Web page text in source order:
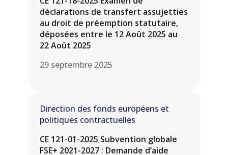
déclarations de transfert assujetties
au droit de préemption statutaire,
déposées entre le 12 Août 2025 au
22 Août 2025
29 septembre 2025
Direction des fonds européens et
politiques contractuelles
CE 121-01-2025 Subvention globale
FSE+ 2021-2027 : Demande d’aide